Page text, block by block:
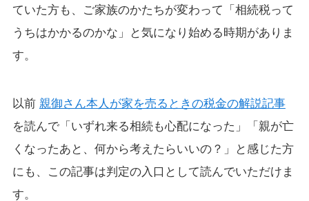
ていた方も、ご家族のかたちが変わって「相続税って
うちはかかるのかな」と気になり始める時期がありま
す。
以前 親御さん本人が家を売るときの税金の解説記事
を読んで「いずれ来る相続も心配になった」「親が亡
くなったあと、何から考えたらいいの？」と感じた方
にも、この記事は判定の入口として読んでいただけま
す。